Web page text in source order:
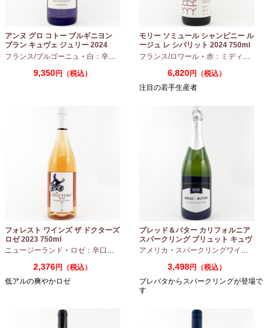
アンヌ グロ コトー ブルギニヨン
ブラン キュヴェ ジュリー 2024
フランス/ブルゴーニュ ・ 白：辛口 シャルドネ
9,350円（税込）
モリー ソミュール シャンピニー ル
ージュ レ シバリット 2024 750ml
フランス/ロワール ・ 赤：ミディアムボディ
6,820円（税込）
注目の若手生産者
フォレスト ワインズ ザ ドクターズ
ロゼ 2023 750ml
ニュージーランド ・ ロゼ：辛口 ・ ピノノワール
2,376円（税込）
低アルの爽やかロゼ
ブレッド＆バター カリフォルニア
スパークリング ブリュット キュヴ
ェ NV 750ml
アメリカ ・ スパークリングワイン
3,498円（税込）
ブレバタからスパークリングが登場で
す